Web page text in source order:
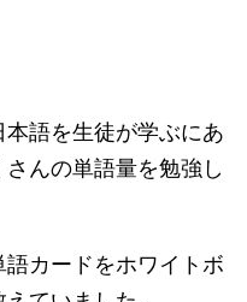
語を生徒が学ぶにあ
んの単語量を勉強し
カードをホワイトボ